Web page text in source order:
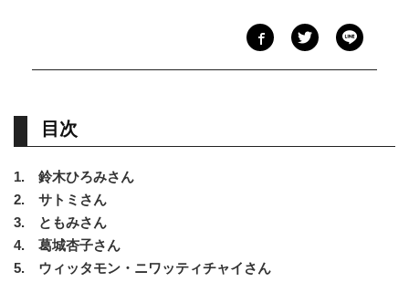
目次
1. 鈴木ひろみさん
2. サトミさん
3. ともみさん
4. 葛城杏子さん
5. ウィッタモン・ニワッティチャイさん